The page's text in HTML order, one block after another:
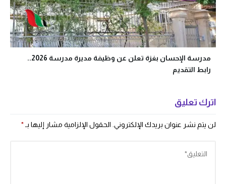
مدرسة الإحسان بغزة تعلن عن وظيفة مديرة مدرسة 2026..
رابط التقديم
اترك تعليق
لن يتم نشر عنوان بريدك الإلكتروني. الحقول الإلزامية مشار إليها بـ *